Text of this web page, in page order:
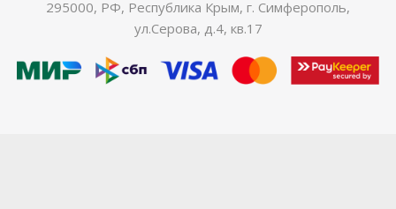
295000, РФ, Республика Крым, г. Симферополь,
ул.Серова, д.4, кв.17